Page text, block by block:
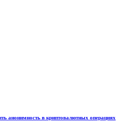
анонимность в криптовалютных операциях